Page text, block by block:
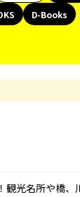
D-Books
観光名所や橋